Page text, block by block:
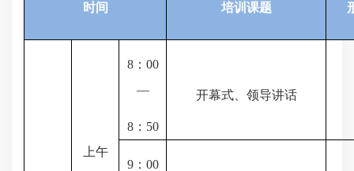
时间 培训课题
上午
8： 00
—
8： 50
开幕式、领导讲话
9： 00